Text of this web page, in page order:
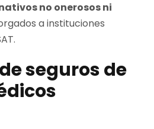
no onerosos ni
a instituciones
seguros de